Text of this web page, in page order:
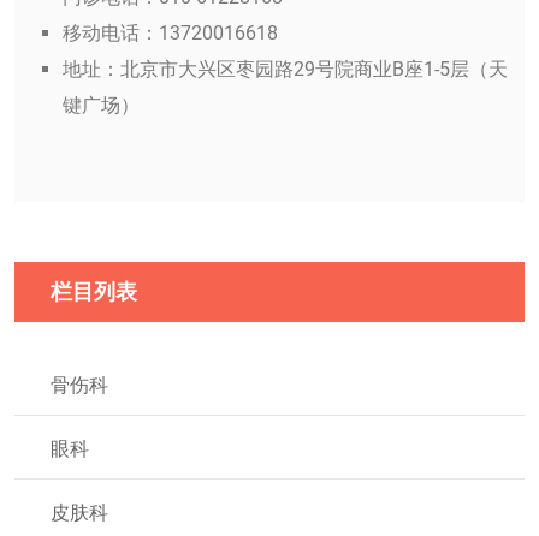
移动电话：13720016618
地址：北京市大兴区枣园路29号院商业B座1-5层（天
键广场）
栏目列表
骨伤科
眼科
皮肤科